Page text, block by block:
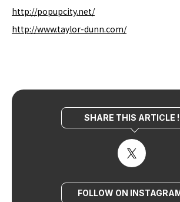
http://popupcity.net/
http://www.taylor-dunn.com/
SHARE THIS ARTICLE !
FOLLOW ON